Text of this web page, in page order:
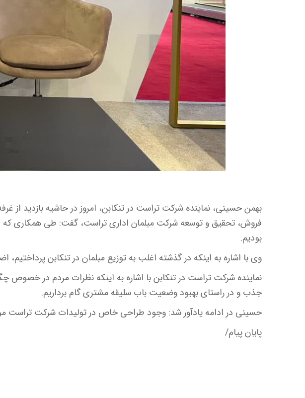
بهمن حسینی، نماینده شرکت تراست در تنکابن، امروز در حاشیه بازدید از
فروش، تحقیق و توسعه شرکت مبلمان اداری تراست، گفت: طی همکاری که
بودیم.
وی با اشاره به اینکه در گذشته اغلب به توزیع مبلمان در تنکابن پرداختیم،
نماینده شرکت تراست در تنکابن با اشاره به اینکه نظرات مردم در خصوص
جذب و در راستای بهبود وضعیت باب سلیقه مشتری گام برداریم.
حسینی در ادامه یادآور شد: وجود طراحی خاص در تولیدات شرکت تراست
پایان پیام/